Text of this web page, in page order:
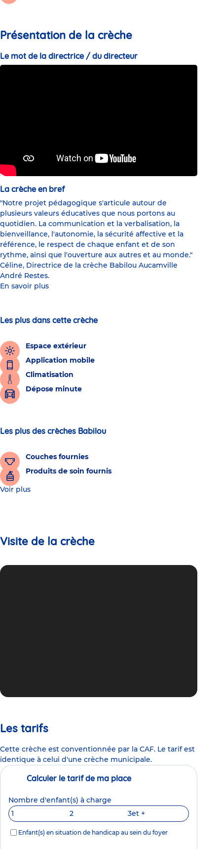
Présentation de la crèche
Le mot de la directrice / du directeur
La crèche en bref
"Notre projet pédagogique s'articule autour de
plusieurs valeurs éducatives que nous portons au
quotidien. La communication et la verbalisation, la
bienveillance, l'autonomie, la sécurité affective et la
référence, le respect de chaque enfant et de son
rythme, ainsi que l'ouverture aux autres et au monde."
Céline, Directrice de la crèche Babilou Aucamville
André Restes.
En savoir plus
Les plus dans cette crèche
Espace extérieur
Application mobile
Climatisation
Dépose minute
Les plus des crèches Babilou
Couches fournies
Produits de soin fournis
Voir plus
Visite de la crèche
Les tarifs
Cette crèche est conventionnée par la CAF. Le tarif est
identique à celui d'une crèche municipale.
Calculer le tarif de ma place
Nombre d'enfant(s) à charge
1
2 3et +
Enfant(s) en situation de handicap au sein du foyer